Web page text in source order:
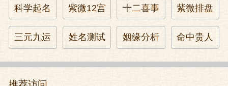
科学起名 紫微12宫 十二喜事 紫微排盘
三元九运 姓名测试 姻缘分析 命中贵人